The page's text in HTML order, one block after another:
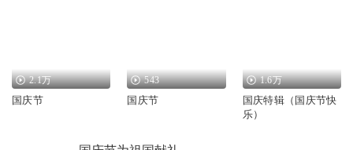
2.1万
国庆节
543
国庆节
1.6万
国庆特辑（国庆节快
乐）